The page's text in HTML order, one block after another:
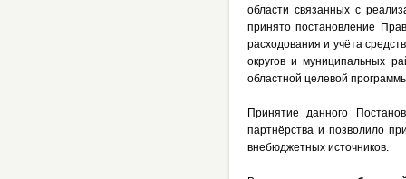
области связанных с
принято постановление
расходования и учёта
округов и муниципальных
областной целевой
Принятие данного
партнёрства и позволило
внебюджетных источников.